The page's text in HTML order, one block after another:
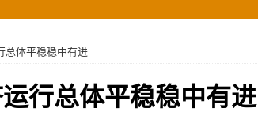
总体平稳稳中有进
行总体平稳稳中有进